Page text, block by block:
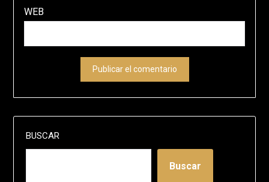
WEB
BUSCAR
Buscar